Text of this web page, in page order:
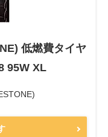
低燃費タイヤ
95W XL